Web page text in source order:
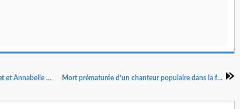
Waynak (T' es où ?) de Catherine Verlaguet et Annabelle Sergent Mise en scène ; Annabelle Sergent assistée d’Hélène Gay Mort prématurée d’un chanteur populaire dans la force de l’âge Spectacle d’Arthur H et de Wajdi Mouawad